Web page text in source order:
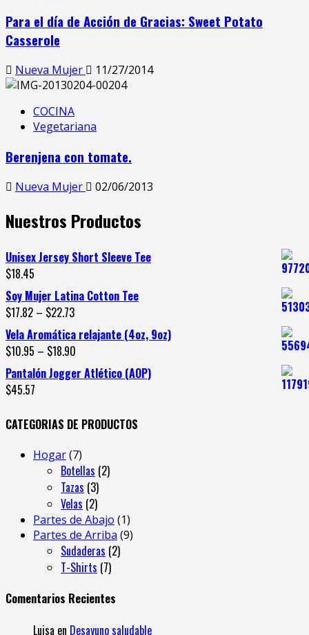
Para el día de Acción de Gracias: Sweet Potato
Casserole
Nueva Mujer 11/27/2014
COCINA
Vegetariana
Berenjena con tomate.
Nueva Mujer 02/06/2013
Nuestros Productos
Unisex Jersey Short Sleeve Tee
$18.45
Soy Mujer Latina Cotton Tee
$17.82 – $22.73
Vela Aromática relajante (4oz, 9oz)
$10.95 – $18.90
Pantalón Jogger Atlético (AOP)
$45.57
CATEGORIAS DE PRODUCTOS
Hogar 7
Botellas 2
Tazas 3
Velas 2
Partes de Abajo 1
Partes de Arriba 9
Sudaderas 2
T-Shirts 7
Comentarios Recientes
Luisa en Desayuno saludable